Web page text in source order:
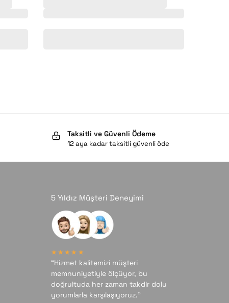
Taksitli ve Güvenli Ödeme
12 aya kadar taksitli güvenli öde
5 Yıldız Müşteri Deneyimi
★★★★★
“Hizmet kalitemizi müşteri
memnuniyetiyle ölçüyor, bu
doğrultuda her zaman takdir dolu
yorumlarla karşılaşıyoruz.”